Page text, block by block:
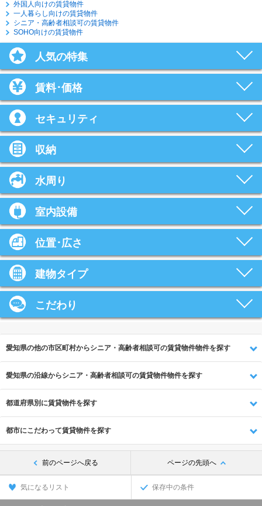
外国人向けの賃貸物件
一人暮らし向けの賃貸物件
シニア・高齢者相談可の賃貸物件
SOHO向けの賃貸物件
人気の特集
賃料･価格
セキュリティ
収納
水周り
室内設備
位置･広さ
建物タイプ
こだわり
愛知県の他の市区町村からシニア・高齢者相談可の賃貸物件物件を探す
愛知県の沿線からシニア・高齢者相談可の賃貸物件物件を探す
都道府県別に賃貸物件を探す
都市にこだわって賃貸物件を探す
前のページへ戻る ページの先頭へ
気になるリスト 保存中の条件